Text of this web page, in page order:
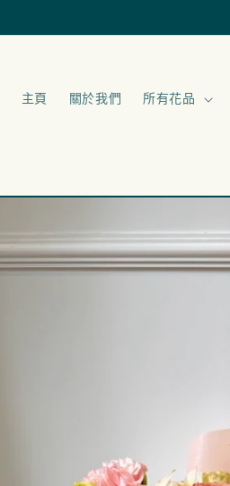
主頁 關於我們 所有花品